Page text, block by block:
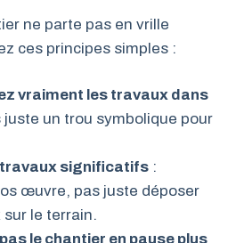
ne parte pas en vrille
ces principes simples :
vraiment les travaux dans
juste un trou symbolique pour
travaux significatifs :
œuvre, pas juste déposer
le terrain.
le chantier en pause plus